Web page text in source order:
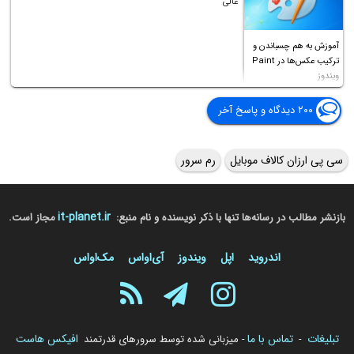
آموزش به هم چسباندن و
ترکیب عکس‌ها در Paint
ویندوز
۲۰۰ دیدگاه و پاسخ آخر
سی پی ارزان کالاف موبایل رم سرور
بازنشر مطالب در رسانه‌ها تنها با ذکر نویسنده و نام منبع: it-planet.irمجاز است.
اندروید اپل ویندوز آی‌او‌اس مک‌او‌اس
تبلیغات - تماس با ما- میزبانی شده توسط سرورهای قدرتمند افیکس هاست